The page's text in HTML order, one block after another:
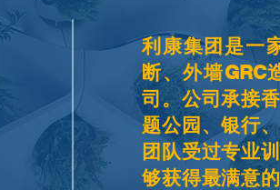
利康集团是一
断、外墙GRC
司。公司承接
题公园、银行
团队受过专业
够获得最满意